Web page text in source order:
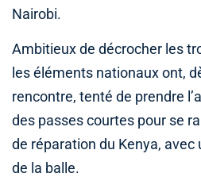
Nairobi.
Ambitieux de décrocher les
les éléments nationaux ont,
rencontre, tenté de prendre
des passes courtes pour se
de réparation du Kenya, avec
de la balle.